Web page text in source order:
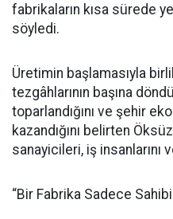
fabrikaların kısa sürede
söyledi.
Üretimin başlamasıyla
tezgâhlarının başına
toparlandığını ve şehir
kazandığını belirten
sanayicileri, iş insanlarını
“Bir Fabrika Sadece